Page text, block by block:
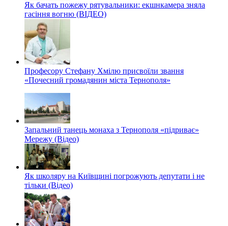
Як бачать пожежу рятувальники: екшнкамера зняла
гасіння вогню (ВІДЕО)
Професору Стефану Хмілю присвоїли звання
«Почесний громадянин міста Тернополя»
Запальний танець монаха з Тернополя «підриває»
Мережу (Відео)
Як школяру на Київщині погрожують депутати і не
тільки (Відео)